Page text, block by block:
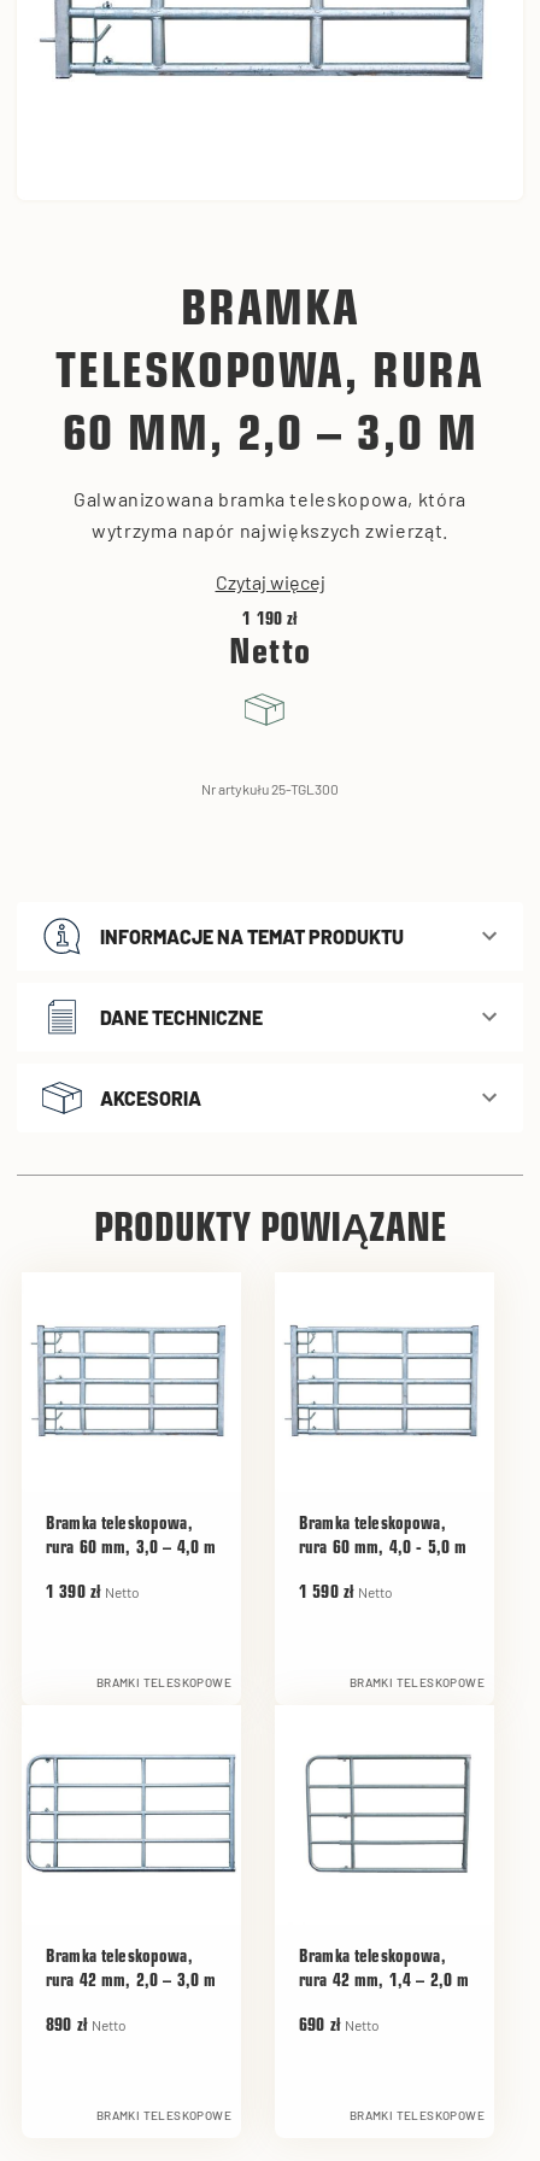
BRAMKA
TELESKOPOWA, RURA
60 MM, 2,0 – 3,0 M
Galwanizowana bramka teleskopowa, która
wytrzyma napór największych zwierząt.
Czytaj więcej
1 190 zł
Netto
Nr artykułu 25-TGL300
INFORMACJE NA TEMAT PRODUKTU
DANE TECHNICZNE
AKCESORIA
PRODUKTY POWIĄZANE
Bramka teleskopowa,
rura 60 mm, 3,0 – 4,0 m
1 390 zł Netto
BRAMKI TELESKOPOWE
Bramka teleskopowa,
rura 60 mm, 4,0 - 5,0 m
1 590 zł Netto
BRAMKI TELESKOPOWE
Bramka teleskopowa,
rura 42 mm, 2,0 – 3,0 m
890 zł Netto
BRAMKI TELESKOPOWE
Bramka teleskopowa,
rura 42 mm, 1,4 – 2,0 m
690 zł Netto
BRAMKI TELESKOPOWE